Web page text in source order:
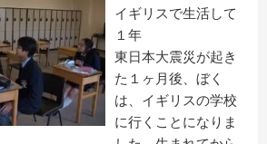
イギリスで生活して
１年
東日本大震災が起き
た１ヶ月後、ぼく
は、イギリスの学校
に行くことになりま